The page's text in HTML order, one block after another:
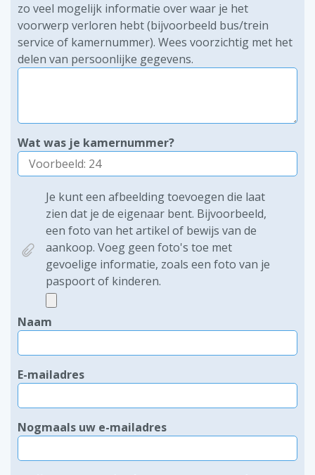
zo veel mogelijk informatie over waar je het
voorwerp verloren hebt (bijvoorbeeld bus/trein
service of kamernummer). Wees voorzichtig met het
delen van persoonlijke gegevens.
Wat was je kamernummer?
Je kunt een afbeelding toevoegen die laat
zien dat je de eigenaar bent. Bijvoorbeeld,
een foto van het artikel of bewijs van de
aankoop. Voeg geen foto's toe met
gevoelige informatie, zoals een foto van je
paspoort of kinderen.
Naam
E-mailadres
Nogmaals uw e-mailadres